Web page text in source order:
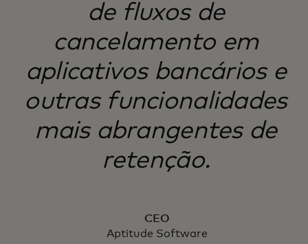
de fluxos de
cancelamento em
aplicativos bancários e
outras funcionalidades
mais abrangentes de
retenção.
CEO
Aptitude Software